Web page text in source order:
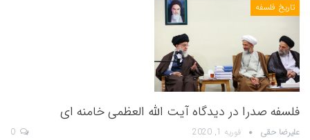
تاریخ فلسفه
فلسفه صدرا در دیدگاه آیت الله العظمی خامنه ای
علیرضا حقی فوریه 1, 2020